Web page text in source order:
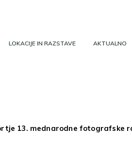
LOKACIJE IN RAZSTAVE AKTUALNO
13. mednarodne fotografske